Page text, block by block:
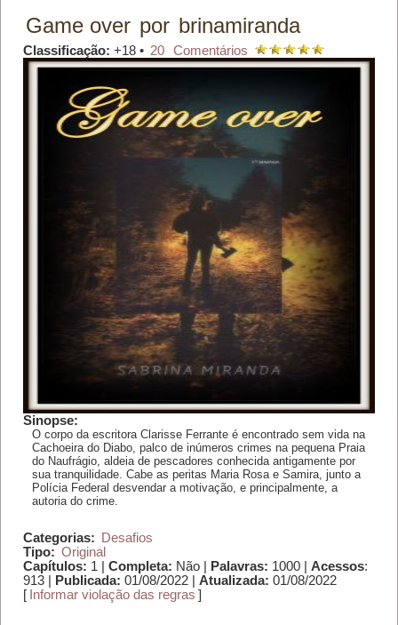
Game over por brinamiranda
Classificação: +18 • 20 Comentários
Sinopse:
O corpo da escritora Clarisse Ferrante é encontrado sem vida na
Cachoeira do Diabo, palco de inúmeros crimes na pequena Praia
do Naufrágio, aldeia de pescadores conhecida antigamente por
sua tranquilidade. Cabe as peritas Maria Rosa e Samira, junto a
Polícia Federal desvendar a motivação, e principalmente, a
autoria do crime.
Categorias:
Desafios
Tipo: Original
Capítulos: 1 | Completa: Não | Palavras: 1000 | Acessos:
913 |
Publicada: 01/08/2022 | Atualizada: 01/08/2022
[ Informar violação das regras ]